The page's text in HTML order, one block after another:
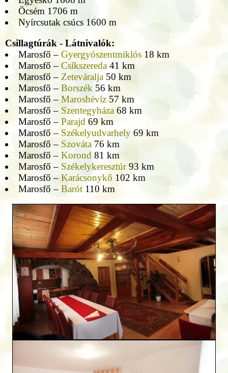
Öcsém 1706 m
Nyírcsutak csúcs 1600 m
Csillagtúrák - Látnivalók:
Marosfő – Gyergyószentmiklós18 km
Marosfő – Csíkszereda41 km
Marosfő – Zeteváralja50 km
Marosfő – Borszék 56 km
Marosfő – Maroshévíz57 km
Marosfő – Szentegyháza68 km
Marosfő – Parajd 69 km
Marosfő – Székelyudvarhely69 km
Marosfő – Szováta 76 km
Marosfő – Korond 81 km
Marosfő – Székelykeresztúr93 km
Marosfő – Karácsonykő 102 km
Marosfő – Barót110 km